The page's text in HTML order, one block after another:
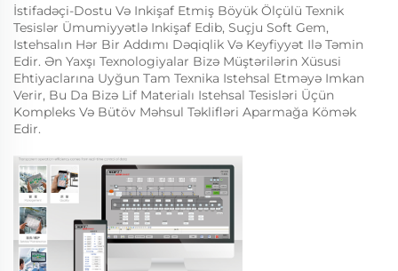
İstifadəçi-Dostu Və Inkişaf Etmiş Böyük Ölçülü Texnik
Tesislər Ümumiyyətlə Inkişaf Edib, Suçju Soft Gem,
Istehsalın Hər Bir Addımı Dəqiqlik Və Keyfiyyət Ilə Təmin
Edir. Ən Yaxşı Texnologiyalar Bizə Müştərilərin Xüsusi
Ehtiyaclarına Uyğun Tam Texnika Istehsal Etməyə Imkan
Verir, Bu Da Bizə Lif Materialı Istehsal Tesisləri Üçün
Kompleks Və Bütöv Məhsul Təklifləri Aparmağa Kömək
Edir.